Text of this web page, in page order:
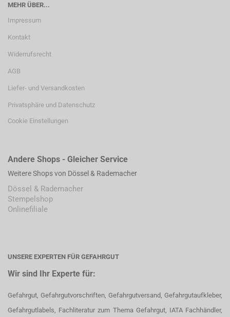
MEHR ÜBER...
Impressum
Kontakt
Widerrufsrecht
AGB
Liefer- und Versandkosten
Privatsphäre und Datenschutz
Cookie Einstellungen
Andere Shops - Gleicher Service
Weitere Shops von Dössel & Rademacher
Dössel & Rademacher
Stempelshop
Onlinefiliale
UNSERE EXPERTEN FÜR GEFAHRGUT
Wir sind Ihr Experte für:
Gefahrgut, Gefahrgutvorschriften, Gefahrgutversand, Gefahrgutaufkleber,
Gefahrgutlabels, Fachliteratur zum Thema Gefahrgut, IATA Fachhändler,